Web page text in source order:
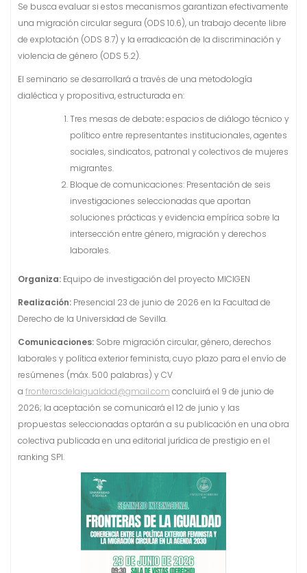
Se busca evaluar si estos mecanismos garantizan efectivamente
una migración circular segura (ODS 10.6), un trabajo decente libre
de explotación (ODS 8.7) y la erradicación de la discriminación y
violencia de género (ODS 5.2).
El seminario se desarrollará a través de una metodología
dialéctica y propositiva, estructurada en:
Tres mesas de debate:espacios de diálogo técnico y
político entre representantes institucionales, agentes
sociales, sindicatos, patronal y colectivos de mujeres
migrantes.
Bloque de comunicaciones: Presentación de seis
investigaciones seleccionadas que aportan
soluciones prácticas y evidencia empírica sobre la
intersección entre género, migración y derechos
laborales.
Organiza: Equipo de investigación del proyecto MICIGEN
Realización: Presencial 23 de junio de 2026 en la Facultad de
Derecho de la Universidad de Sevilla.
Comunicaciones: Sobre migración circular, género, derechos
laborales y política exterior feminista, cuyo plazo para el envío de
resúmenes (máx. 500 palabras) y CV
a fronterasdelaigualdad@gmail.com concluirá el 9 de junio de
2026; la aceptación se comunicará el 12 de junio y las
propuestas seleccionadas optarán a su publicación en una obra
colectiva publicada en una editorial jurídica de prestigio en el
ranking SPI.